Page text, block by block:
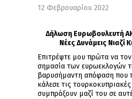
12 Φεβρουαρίου 2022
Δήλωση Ευρωβουλευτή
Νέες Δυνάμεις Νιαζί
Επιτρέψτε μου πρώτα να
σημασία των ευρωεκλογών
βαρυσήμαντη απόφαση που
κάλεσε τις
συμπράξουν μαζί του σε